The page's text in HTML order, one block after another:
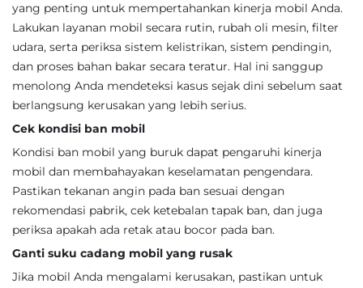
yang penting untuk mempertahankan kinerja mobil Anda.
Lakukan layanan mobil secara rutin, rubah oli mesin, filter
udara, serta periksa sistem kelistrikan, sistem pendingin,
dan proses bahan bakar secara teratur. Hal ini sanggup
menolong Anda mendeteksi kasus sejak dini sebelum saat
berlangsung kerusakan yang lebih serius.
Cek kondisi ban mobil
Kondisi ban mobil yang buruk dapat pengaruhi kinerja
mobil dan membahayakan keselamatan pengendara.
Pastikan tekanan angin pada ban sesuai dengan
rekomendasi pabrik, cek ketebalan tapak ban, dan juga
periksa apakah ada retak atau bocor pada ban.
Ganti suku cadang mobil yang rusak
Jika mobil Anda mengalami kerusakan, pastikan untuk